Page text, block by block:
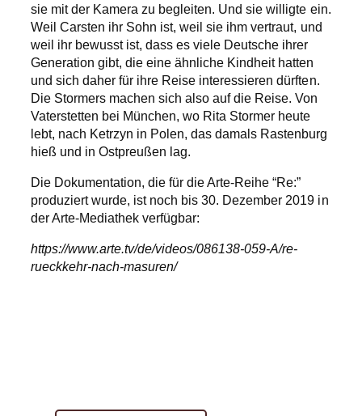
sie mit der Kamera zu begleiten. Und sie willigte ein.
Weil Carsten ihr Sohn ist, weil sie ihm vertraut, und
weil ihr bewusst ist, dass es viele Deutsche ihrer
Generation gibt, die eine ähnliche Kindheit hatten
und sich daher für ihre Reise interessieren dürften.
Die Stormers machen sich also auf die Reise. Von
Vaterstetten bei München, wo Rita Stormer heute
lebt, nach Ketrzyn in Polen, das damals Rastenburg
hieß und in Ostpreußen lag.
Die Dokumentation, die für die Arte-Reihe “Re:”
produziert wurde, ist noch bis 30. Dezember 2019 in
der Arte-Mediathek verfügbar:
https://www.arte.tv/de/videos/086138-059-A/re-
rueckkehr-nach-masuren/